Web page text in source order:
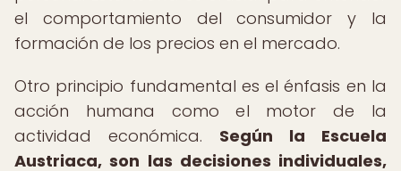
el comportamiento del consumidor y la
formación de los precios en el mercado.
Otro principio fundamental es el énfasis en la
acción humana como el motor de la
actividad económica. Según la Escuela
Austriaca, son las decisiones individuales,